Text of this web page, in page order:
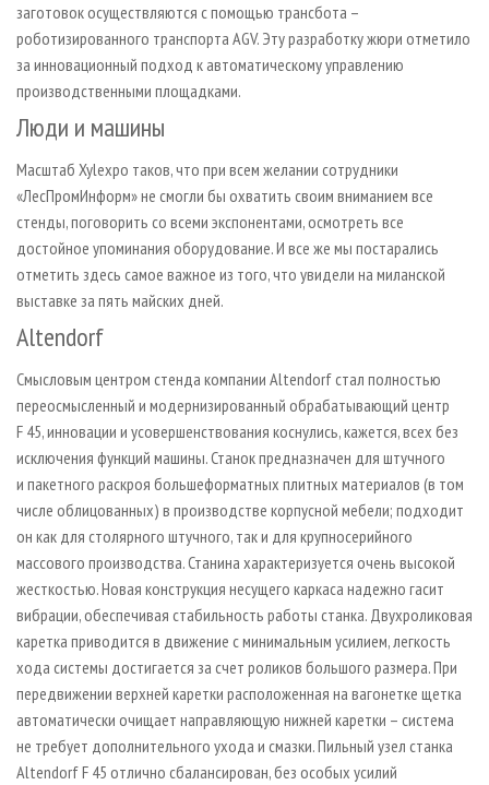
заготовок осуществляются с помощью трансбота –
роботизированного транспорта AGV. Эту разработку жюри отметило
за инновационный подход к автоматическому управлению
производственными площадками.
Люди и машины
Масштаб Xylexpo таков, что при всем желании сотрудники
«ЛесПромИнформ» не смогли бы охватить своим вниманием все
стенды, поговорить со всеми экспонентами, осмотреть все
достойное упоминания оборудование. И все же мы постарались
отметить здесь самое важное из того, что увидели на миланской
выставке за пять майских дней.
Altendorf
Смысловым центром стенда компании Altendorf стал полностью
переосмысленный и модернизированный обрабатывающий центр
F 45, инновации и усовершенствования коснулись, кажется, всех без
исключения функций машины. Станок предназначен для штучного
и пакетного раскроя большеформатных плитных материалов (в том
числе облицованных) в производстве корпусной мебели; подходит
он как для столярного штучного, так и для крупносерийного
массового производства. Станина характеризуется очень высокой
жесткостью. Новая конструкция несущего каркаса надежно гасит
вибрации, обеспечивая стабильность работы станка. Двухроликовая
каретка приводится в движение с минимальным усилием, легкость
хода системы достигается за счет роликов большого размера. При
передвижении верхней каретки расположенная на вагонетке щетка
автоматически очищает направляющую нижней каретки – система
не требует дополнительного ухода и смазки. Пильный узел станка
Altendorf F 45 отлично сбалансирован, без особых усилий